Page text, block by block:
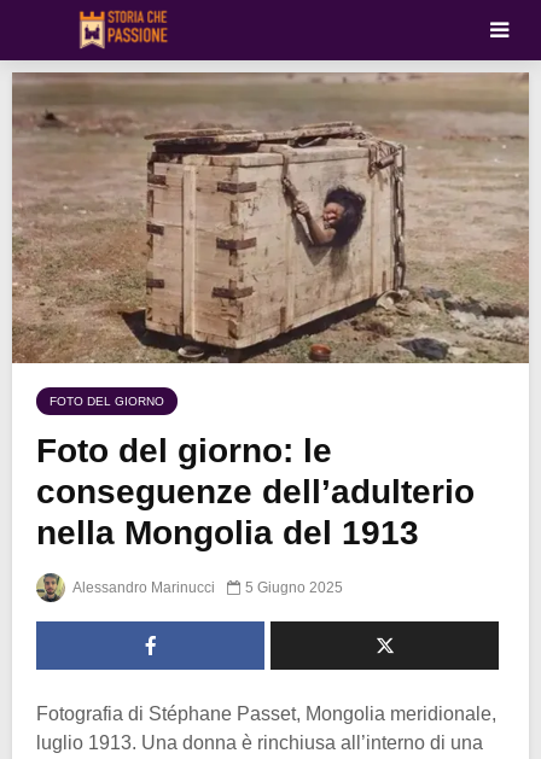
FOTO DEL GIORNO
Foto del giorno: le
conseguenze dell’adulterio
nella Mongolia del 1913
Alessandro Marinucci 5 Giugno 2025
Fotografia di Stéphane Passet, Mongolia meridionale,
luglio 1913. Una donna è rinchiusa all’interno di una